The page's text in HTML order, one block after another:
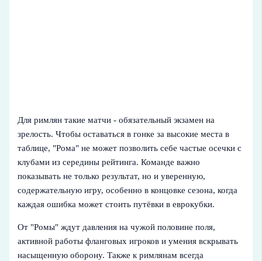
Для римлян такие матчи - обязательный экзамен на
зрелость. Чтобы оставаться в гонке за высокие места в
таблице, "Рома" не может позволить себе частые осечки с
клубами из середины рейтинга. Команде важно
показывать не только результат, но и уверенную,
содержательную игру, особенно в концовке сезона, когда
каждая ошибка может стоить путёвки в еврокубки.
От "Ромы" ждут давления на чужой половине поля,
активной работы фланговых игроков и умения вскрывать
насыщенную оборону. Также к римлянам всегда